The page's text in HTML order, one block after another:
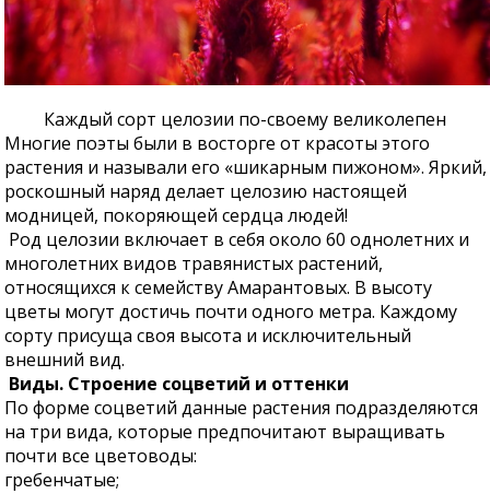
Каждый сорт целозии по-своему великолепен
Многие поэты были в восторге от красоты этого
растения и называли его «шикарным пижоном». Яркий,
роскошный наряд делает целозию настоящей
модницей, покоряющей сердца людей!
Род целозии включает в себя около 60 однолетних и
многолетних видов травянистых растений,
относящихся к семейству Амарантовых. В высоту
цветы могут достичь почти одного метра. Каждому
сорту присуща своя высота и исключительный
внешний вид.
Виды. Строение соцветий и оттенки
По форме соцветий данные растения подразделяются
на три вида, которые предпочитают выращивать
почти все цветоводы:
гребенчатые;